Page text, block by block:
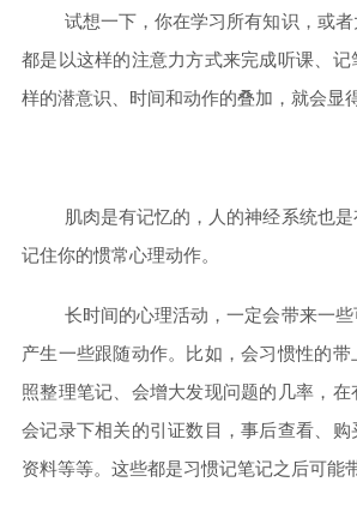
试想一下，你在学习所有知识，或者
都是以这样的注意力方式来完成听课、
样的潜意识、时间和动作的叠加，就会显得
肌肉是有记忆的，人的神经系统也
记住你的惯常心理动作。
长时间的心理活动，一定会带来一
产生一些跟随动作。比如，会习惯性的
照整理笔记、会增大发现问题的几率，在
会记录下相关的引证数目，事后查看、
资料等等。这些都是习惯记笔记之后可能